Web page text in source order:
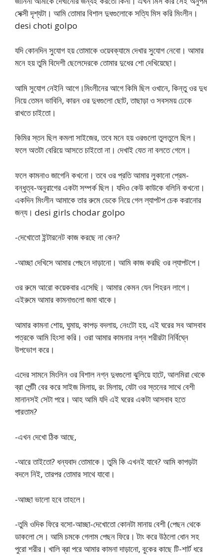
সেক্সী দৃশ্যটা। আমি তোমার বিশাল দুধগুলোকে সত্যি মিস করি মিংলীন।
desi choti golpo
যদি কোনদিন সুযোগ হয় তোমাকে ওয়েবক্যামে দেখার সুযোগ নেবো। আমার
মনে হয় তুমি বিদেশী ছেলেদেরকে তোমার দুধের শো দেখিয়েছো।
আমি সুযোগ নেইনি আগে।মিংলীনের আগে কিমি ছিল ওখানে, কিন্তু ওর দুধ
নিয়ে তেমন ভাবিনি, কারন ওর দুধগুলো ছোট, তাছাড়া ও সবসময় ঢেকে
রাখতে চাইতো।
কিমির স্তন ছিল কমলা সাইজের, তবে মনে হয় ওরগুলো তুলতুলে ছিল।
ফলে অতটা বেরিয়ে আসতে চাইতো না। দেখাই যেত না বলতে গেলে।
ফলে কামনাও জাগেনি কখনো। তবে ওর প্রতি আমার লুকানো প্রেম-
বন্ধুত্ব-অনুরাগের একটা সম্পর্ক ছিল। যদিও কেউ কাউকে বলিনি কখনো।
একদিন মিংলীন আমাকে তার রুমে ডেকে নিয়ে গেল ল্যাপটপ চেক করানোর
জন্য। desi girls chodar golpo
-দেখোতো ইন্টারনেট কাজ করছে না কেন?
-আচ্ছা দেখিসে আমার পেছনে দাড়ানো। আমি কাজ করছি ওর ল্যাপটপে।
ওর রুমে আরো কয়েকবার এসেছি। আমার কেমন যেন শিহরন লাগে।
এইরুমে আমার কামনাগুলো জমা থাকে।
আমার কামনা শোয়, ঘুমায়, কাপড় বদলায়, নেংটো হয়, এই ঘরের সব আসবাব
পত্রকে আমি হিংসা করি। ওরা আমার কামনার নগ্ন শরীরটা নির্বিঘ্নে
উপভোগ করে।
এদের সামনে মিংলিন ওর বিশাল নগ্ন দুধগুলো ঝুলিয়ে হাটে, আলমিরা থেকে
ব্রা পেন্টী বের করে সাইজ মিলায়, রং মিলায়, যেটা ওর স্তনের সাথে বেশী
মানানসই সেটা পরে। আহ আমি যদি এই ঘরের একটা আসবাব হতে
পারতাম?
-এখন দেখো ঠিক আছে,
-আরে তাইতো? ধন্যবাদ তোমাকে। তুমি কি এখনই যাবে? আমি কাপড়টা
বদলে নিই, তারপর তোমার সাথে যাবো।
-আচ্ছা ভালো হবে তাহলে।
-তুমি ওদিক ফিরে বসো-আচ্ছা-দেখোতো কোনটা মানায় বেশী (পেছন থেকে
ডাকলো সে। আমি চমকে গেলাম পেছন ফিরে। টাং করে উঠলো ধোন সহ
পুরো শরীর। খালি ব্রা পরে আমার কামনা দাড়ানো, বুকের কাছে টি-শার্ট ধরে